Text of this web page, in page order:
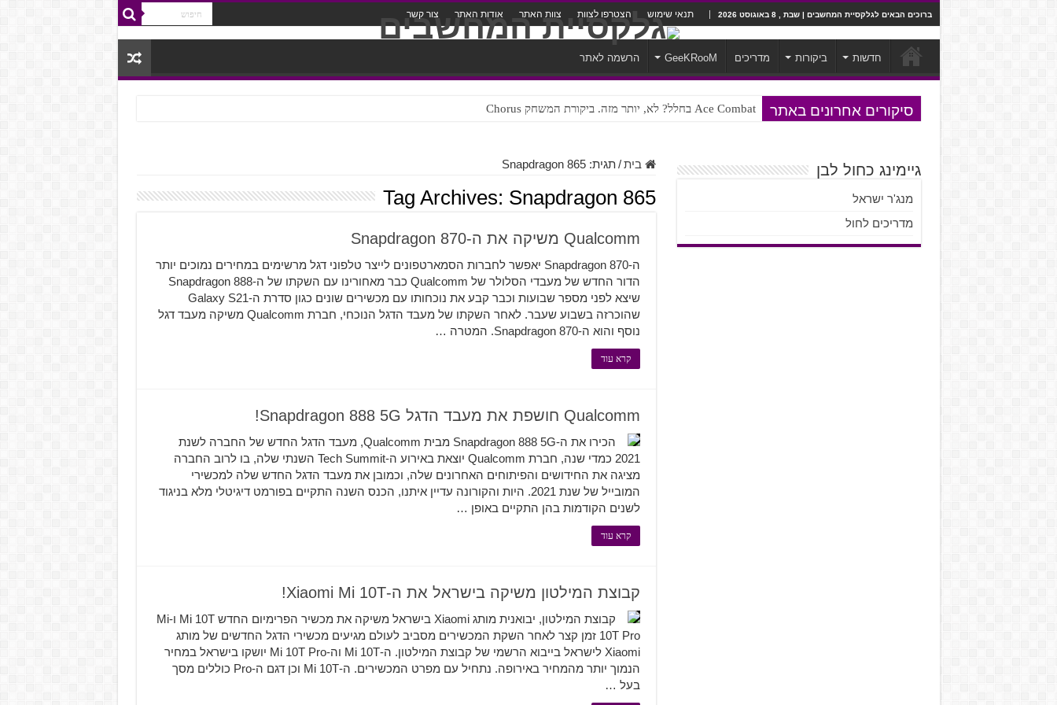
ברוכים הבאים לגלקסיית המחשבים | שבת , 8 באוגוסט 2026 תנאי שימוש הצטרפו לצוות צוות האתר אודות האתר צור קשר
חדשות ביקורות מדריכים GeeKRooM הרשמה לאתר
סיקורים אחרונים באתר Ace Combat בחלל? לא, יותר מזה. ביקורת המשחק Chorus
Steven Universe והשירים שתורגמו בצורה נוראית לעברית
בית / תגית:Snapdragon 865
Tag Archives: Snapdragon 865
Qualcomm משיקה את ה-Snapdragon 870
ה-Snapdragon 870 יאפשר לחברות הסמארטפונים לייצר טלפוני דגל מרשימים במחירים נמוכים יותר
הדור החדש של מעבדי הסלולר של Qualcomm כבר מאחורינו עם השקתו של ה-Snapdragon 888
שיצא לפני מספר שבועות וכבר קבע את נוכחותו עם מכשירים שונים כגון סדרת ה-Galaxy S21
שהוכרזה בשבוע שעבר. לאחר השקתו של מעבד הדגל הנוכחי, חברת Qualcomm משיקה מעבד דגל
נוסף והוא ה-Snapdragon 870. המטרה …
קרא עוד
Qualcomm חושפת את מעבד הדגל Snapdragon 888 5G!
הכירו את ה-Snapdragon 888 5G מבית Qualcomm, מעבד הדגל החדש של החברה לשנת
2021 כמדי שנה, חברת Qualcomm יוצאת באירוע ה-Tech Summit השנתי שלה, בו לרוב החברה
מציגה את החידושים והפיתוחים האחרונים שלה, וכמובן את מעבד הדגל החדש שלה למכשירי
המובייל של שנת 2021. היות והקורונה עדיין איתנו, הכנס השנה התקיים בפורמט דיגיטלי מלא בניגוד
לשנים הקודמות בהן התקיים באופן …
קרא עוד
קבוצת המילטון משיקה בישראל את ה-Xiaomi Mi 10T!
קבוצת המילטון, יבואנית מותג Xiaomi בישראל משיקה את מכשיר הפרימיום החדש Mi 10T ו-Mi
10T Pro זמן קצר לאחר השקת המכשירים מסביב לעולם מגיעים מכשירי הדגל החדשים של מותג
Xiaomi לישראל בייבוא הרשמי של קבוצת המילטון. ה-Mi 10T וה-Mi 10T Pro יושקו בישראל במחיר
הנמוך יותר מהמחיר באירופה. נתחיל עם מפרט המכשירים. ה-Mi 10T וכן דגם ה-Pro כוללים מסך
בעל …
גיימינג כחול לבן
מנג'ר ישראל
מדריכים לחול